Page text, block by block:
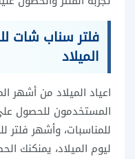
فلتر سناب شات
الميلاد
اعياد الميلاد من أشهر
المستخدمون للحصول
للمناسبات، وأشهر فلتر
ليوم الميلاد، يمنكنك